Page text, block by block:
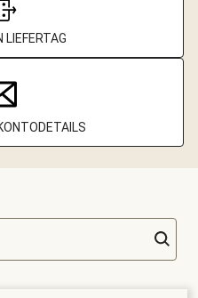
LIEFERTAG